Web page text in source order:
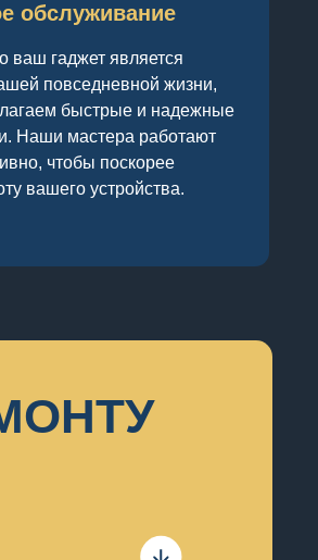
обслуживание
ваш гаджет является
повседневной жизни,
быстрые и надежные
Наши мастера работают
чтобы поскорее
вашего устройства.